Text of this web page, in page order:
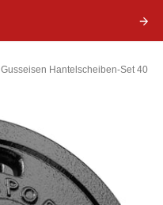
Gusseisen Hantelscheiben-Set 40 kg